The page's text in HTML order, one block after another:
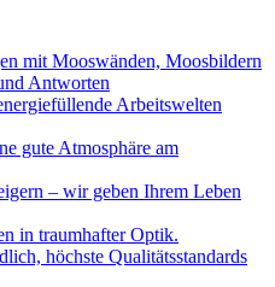
mit Mooswänden, Moosbildern
Antworten
Arbeitswelten
gute Atmosphäre am
– wir geben Ihrem Leben
in traumhafter Optik.
höchste Qualitätsstandards